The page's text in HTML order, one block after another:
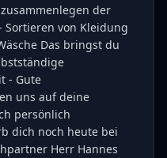
der
Sortieren von Kleidung
Das bringst du
- Gute
uns auf deine
persönlich
dich noch heute bei
Herr Hannes